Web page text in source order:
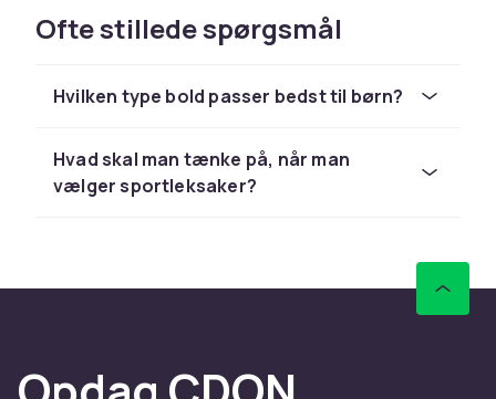
leder efter en fødselsdagsgave, julegave eller
bare vil glæde et barn, finder du det rigtige hos
Vælg sportslegetøj baseret på barnets alder
på emballagen. Hos CDON handler du trygt
med hurtig levering og nem returnering.
Hos CDON finder du sportslegetøj fra LEGO,
Barbie, Hot Wheels og Schleich til
konkurrencedygtige priser. Vi tilbyder hurtig
Hos CDON finder du sportslegetøj fra LEGO,
Ofte stillede spørgsmål
Hvilken type bold passer bedst til børn?
Hvad skal man tænke på, når man
vælger sportleksaker?